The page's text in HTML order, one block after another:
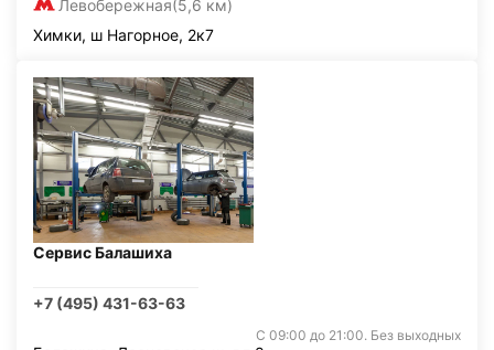
Левобережная(5,6 км)
Химки, ш Нагорное, 2к7
Сервис Балашиха
+7 (495) 431-63-63
С 09:00 до 21:00. Без выходных